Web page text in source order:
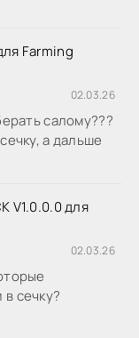
Farming
02.03.26
салому???
а дальше
V1.0.0.0 для
02.03.26
сечку?